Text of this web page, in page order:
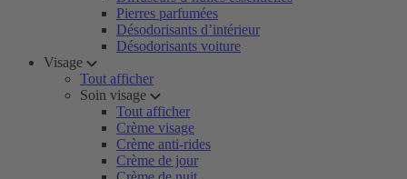
Pierres parfumées
Désodorisants d’intérieur
Désodorisants voiture
Visage
Tout afficher
Soin visage
Tout afficher
Crème visage
Crème anti-rides
Crème de jour